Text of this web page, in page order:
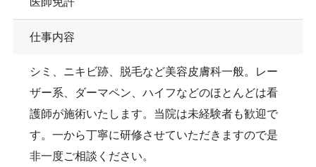
仕事内容
シミ、ニキビ跡、脱毛など美容皮膚科一般。レー
ザー系、ダーマペン、ハイフなどのほとんどは看
護師が施術いたします。当院は未経験者も歓迎で
す。一から丁寧に研修させていただきますので是
非一度ご相談ください。